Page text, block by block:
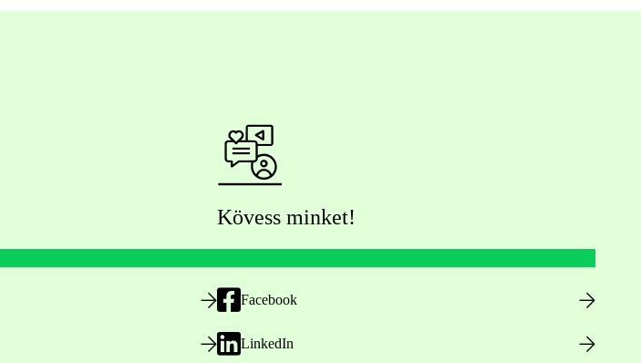
Kövess minket!
Facebook
LinkedIn